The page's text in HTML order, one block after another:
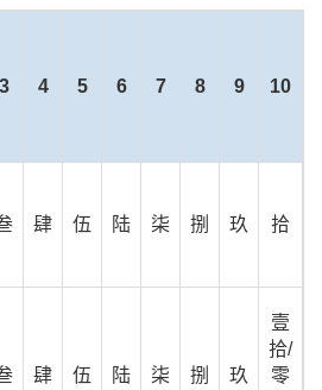
3 4 5 6 7 8 9 10
肆 伍 陆 柒 捌 玖 拾
肆 伍 陆 柒 捌 玖
壹
拾/
零